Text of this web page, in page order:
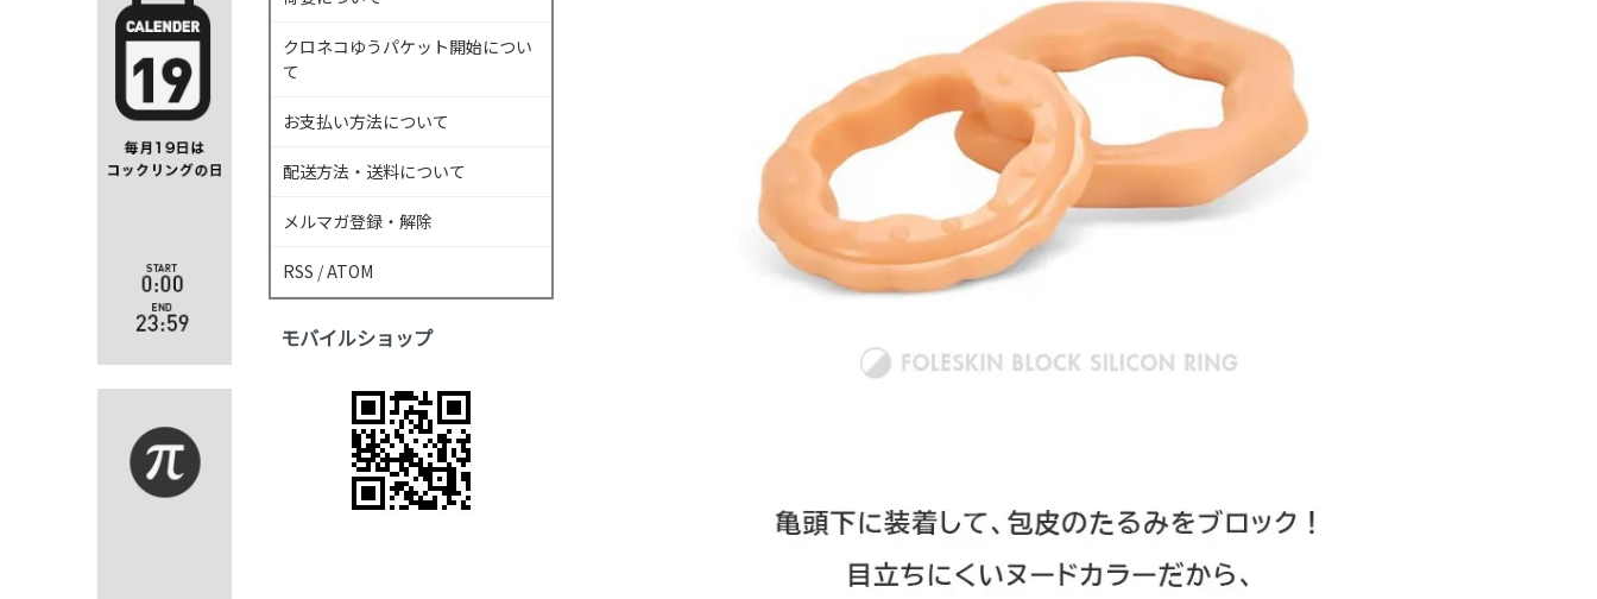
クロネコゆうパケット開始につい
て
お支払い方法について
配送方法・送料について
メルマガ登録・解除
RSS /ATOM
モバイルショップ